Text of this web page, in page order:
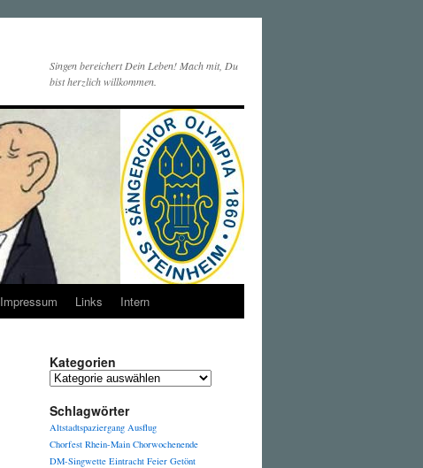
Singen bereichert Dein Leben! Mach mit, Du
bist herzlich willkommen.
Impressum Links Intern
Kategorien
Kategorien
Schlagwörter
Altstadtspaziergang Ausflug
Chorfest Rhein-Main Chorwochenende
DM-Singwette Eintracht Feier Getönt